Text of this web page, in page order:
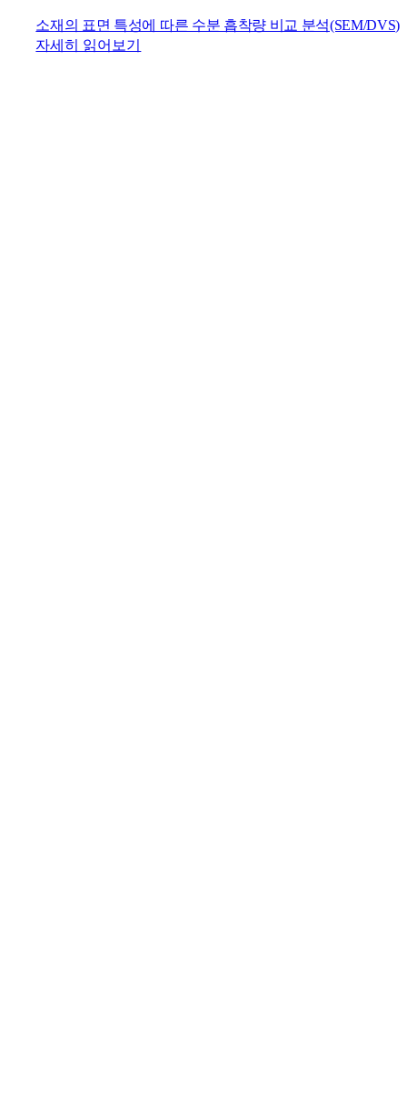
소재의 표면 특성에 따른 수분 흡착량 비교 분석(SEM/DVS)
자세히 읽어보기